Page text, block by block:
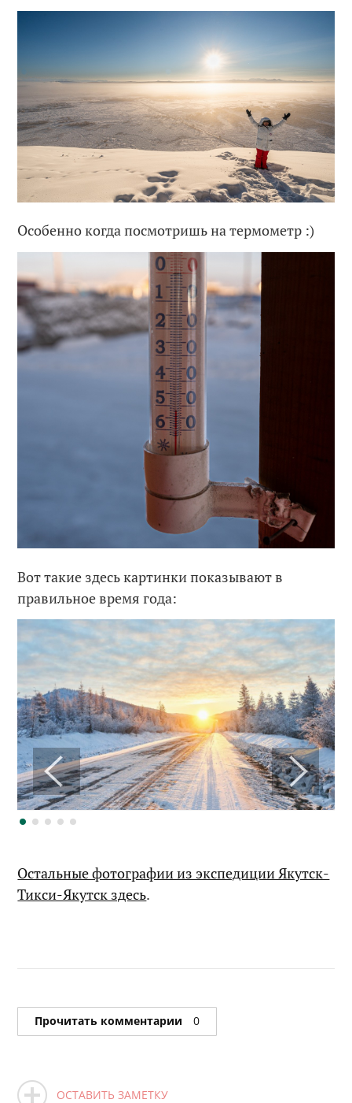
Особенно когда посмотришь на термометр :)
Вот такие здесь картинки показывают в
правильное время года:
Остальные фотографии из экспедиции Якутск-
Тикси-Якутск здесь.
Прочитать комментарии 0
ОСТАВИТЬ ЗАМЕТКУ